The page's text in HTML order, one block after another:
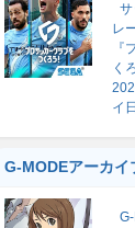
レ
『
く
イ
G-MODEアーカイ